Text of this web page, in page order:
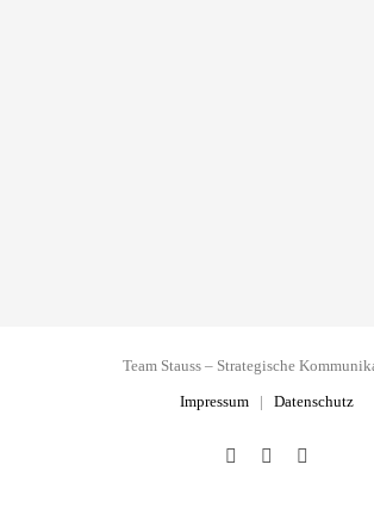
Team Stauss – Strategische
Impressum | Datenschutz
FacebookInstagram